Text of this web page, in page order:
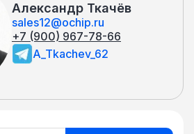
Александр Ткачёв
sales12@ochip.ru
+7 (900) 967-78-66
A_Tkachev_62